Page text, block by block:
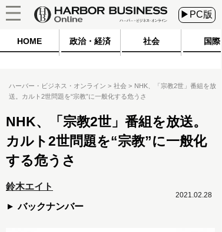
▶PC版
HOME 政治・経済 社会 国際
ハーバー・ビジネス・オンライン 社会
NHK、「宗教2世」番組を放
送。カルト2世問題を“宗教”に一般化する危うさ
NHK、「宗教2世」番組を放送。
カルト2世問題を“宗教”に一般化
する危うさ
鈴木エイト
バックナンバー
2021.02.28